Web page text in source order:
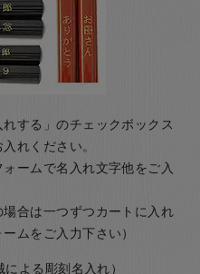
する」のチェックボックス
れください。
ームで名入れ文字他をご入
場合は一つずつカートに入れ
ムをご入力下さい）
よる彫刻名入れ）